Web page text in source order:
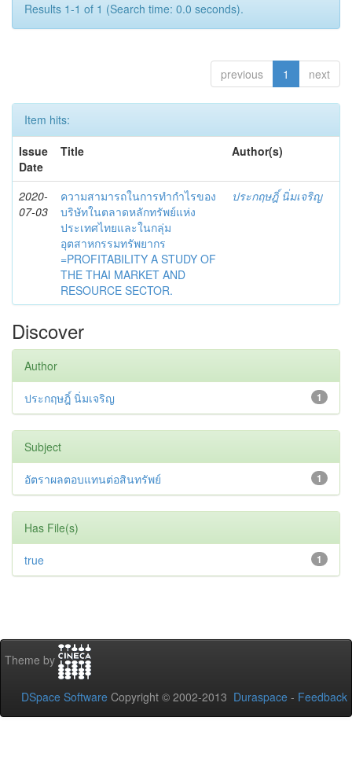
Results 1-1 of 1 (Search time: 0.0 seconds).
previous 1 next
Item hits:
Issue
Date
Title Author(s)
2020-
07-03
ความสามารถในการทำกำไรของ
บริษัทในตลาดหลักทรัพย์แห่ง
ประเทศไทยและในกลุ่ม
อุตสาหกรรมทรัพยากร
=PROFITABILITY A STUDY OF
THE THAI MARKET AND
RESOURCE SECTOR.
ประกฤษฎิ์ นิ่มเจริญ
Discover
Author
1
ประกฤษฎิ์ นิ่มเจริญ
Subject
1
อัตราผลตอบแทนต่อสินทรัพย์
Has File(s)
1
true
Theme by
DSpace Software Copyright © 2002-2013 Duraspace - Feedback